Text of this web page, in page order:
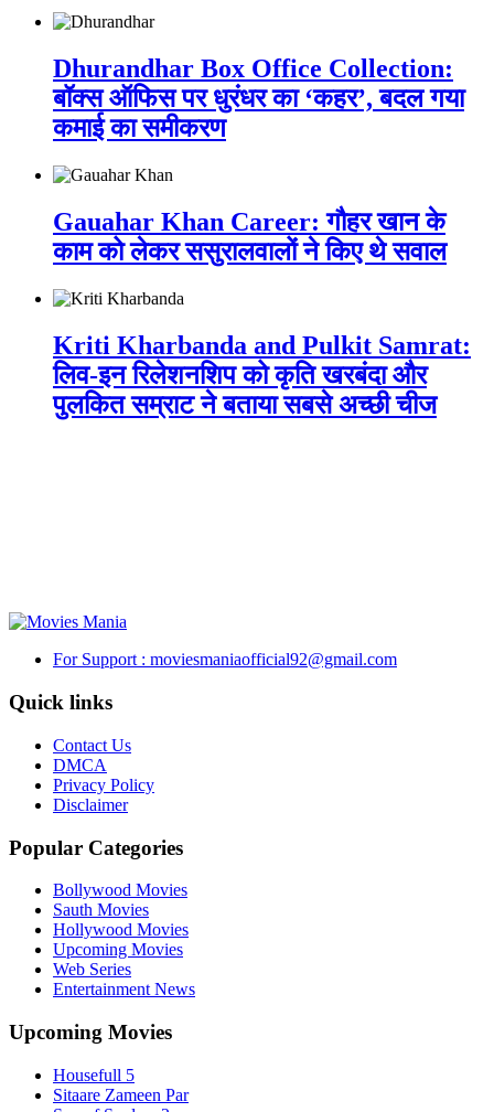
Dhurandhar Box Office Collection:
बॉक्स ऑफिस पर धुरंधर का ‘कहर’, बदल गया
कमाई का समीकरण
Gauahar Khan Career: गौहर खान के
काम को लेकर ससुरालवालों ने किए थे सवाल
Kriti Kharbanda and Pulkit Samrat:
लिव-इन रिलेशनशिप को कृति खरबंदा और
पुलकित सम्राट ने बताया सबसे अच्छी चीज
For Support : moviesmaniaofficial92@gmail.com
Quick links
Contact Us
DMCA
Privacy Policy
Disclaimer
Popular Categories
Bollywood Movies
Sauth Movies
Hollywood Movies
Upcoming Movies
Web Series
Entertainment News
Upcoming Movies
Housefull 5
Sitaare Zameen Par